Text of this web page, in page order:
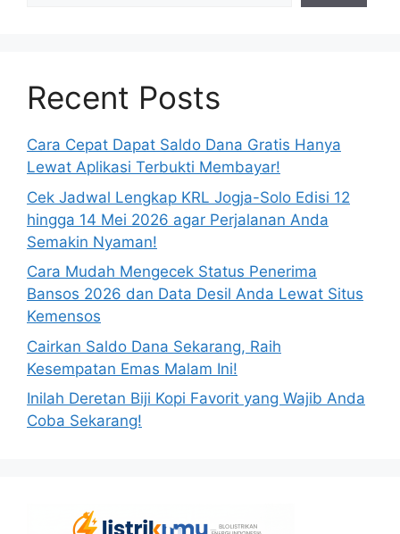
Recent Posts
Cara Cepat Dapat Saldo Dana Gratis Hanya
Lewat Aplikasi Terbukti Membayar!
Cek Jadwal Lengkap KRL Jogja-Solo Edisi 12
hingga 14 Mei 2026 agar Perjalanan Anda
Semakin Nyaman!
Cara Mudah Mengecek Status Penerima
Bansos 2026 dan Data Desil Anda Lewat Situs
Kemensos
Cairkan Saldo Dana Sekarang, Raih
Kesempatan Emas Malam Ini!
Inilah Deretan Biji Kopi Favorit yang Wajib Anda
Coba Sekarang!